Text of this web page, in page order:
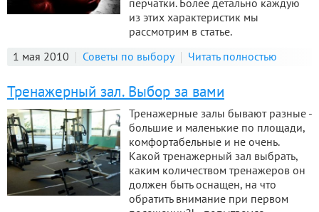
из этих характеристик мы
рассмотрим в статье.
1 мая 2010
Советы по выбору Читать полностью
Тренажерный зал. Выбор за вами
Тренажерные залы бывают разные -
большие и маленькие по площади,
комфортабельные и не очень.
Какой тренажерный зал выбрать,
каким количеством тренажеров он
должен быть оснащен, на что
обратить внимание при первом